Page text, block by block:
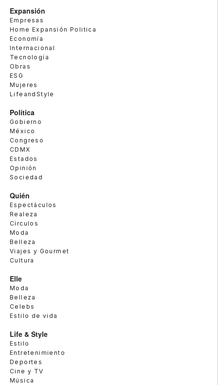
Expansión
Empresas
Home Expansión Politica
Economía
Internacional
Tecnología
Obras
ESG
Mujeres
LifeandStyle
Política
Gobierno
México
Congreso
CDMX
Estados
Opinión
Sociedad
Quién
Espectáculos
Realeza
Círculos
Moda
Belleza
Viajes y Gourmet
Cultura
Elle
Moda
Belleza
Celebs
Estilo de vida
Life & Style
Estilo
Entretenimiento
Deportes
Cine y TV
Música